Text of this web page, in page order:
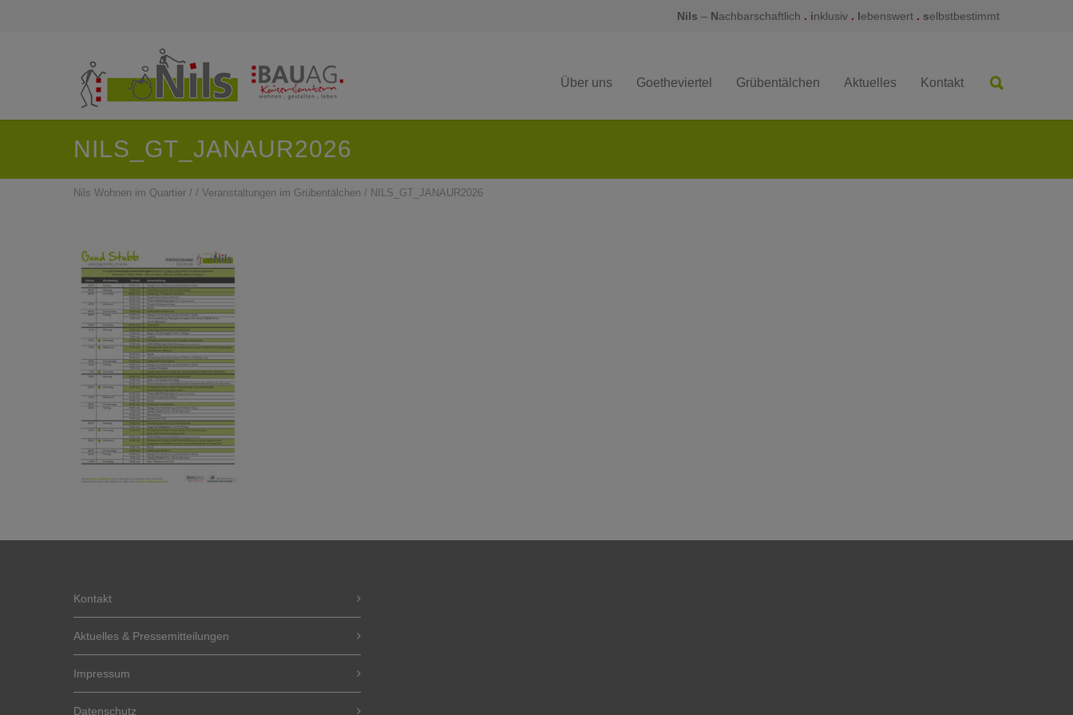
Nils – Nachbarschaftlich . inklusiv . lebenswert . selbstbestimmt
Über uns Goetheviertel Grübentälchen Aktuelles Kontakt
NILS_GT_JANAUR2026
Nils Wohnen im Quartier / / Veranstaltungen im Grübentälchen / NILS_GT_JANAUR2026
Kontakt
Aktuelles & Pressemitteilungen
Impressum
Datenschutz